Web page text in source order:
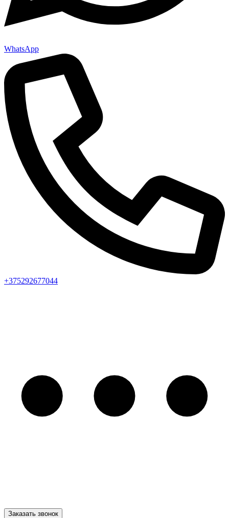
WhatsApp
+375292677044
Заказать звонок